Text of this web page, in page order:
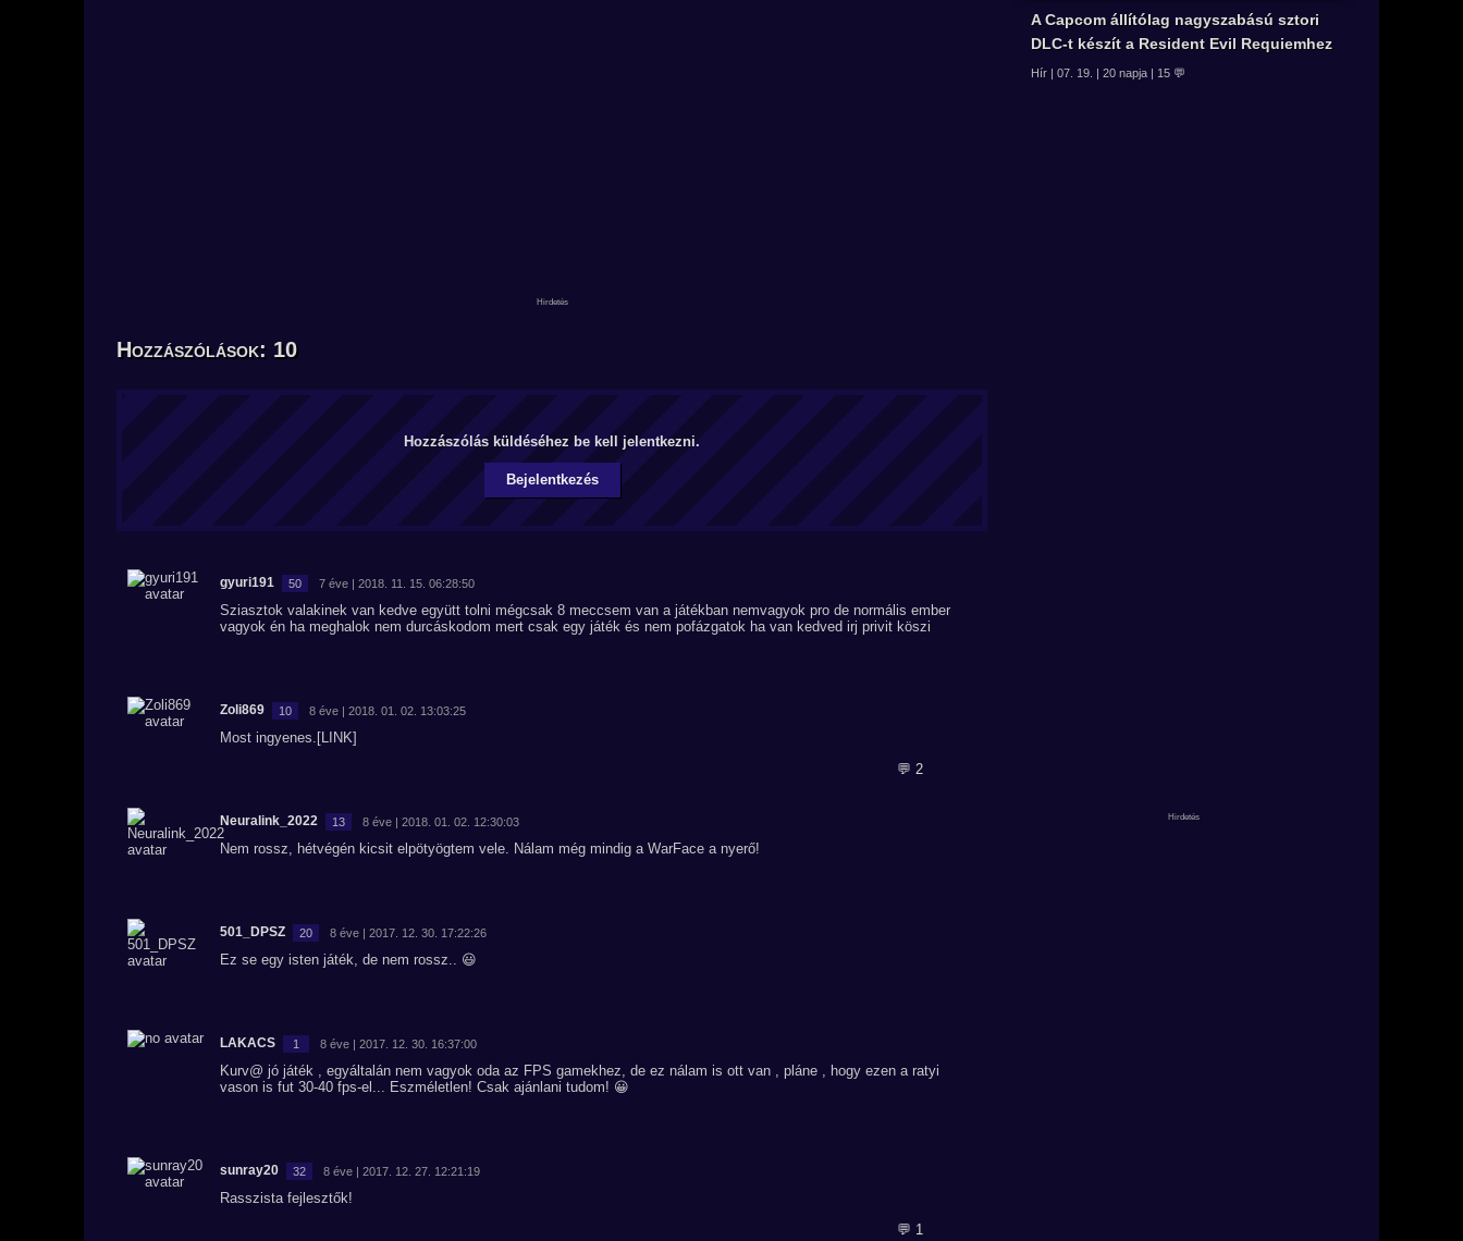
Hozzászólások: 10
Hozzászólás küldéséhez be kell jelentkezni.
Bejelentkezés
gyuri191 50 7 éve | 2018. 11. 15. 06:28:50
Sziasztok valakinek van kedve együtt tolni mégcsak 8 meccsem van a játékban nemvagyok pro de normális ember
vagyok én ha meghalok nem durcáskodom mert csak egy játék és nem pofázgatok ha van kedved irj privit köszi
Zoli869 10 8 éve | 2018. 01. 02. 13:03:25
Most ingyenes.[LINK]
💬 2
Neuralink_2022 13 8 éve | 2018. 01. 02. 12:30:03
Nem rossz, hétvégén kicsit elpötyögtem vele. Nálam még mindig a WarFace a nyerő!
501_DPSZ 20 8 éve | 2017. 12. 30. 17:22:26
Ez se egy isten játék, de nem rossz.. 😃
LAKACS 1 8 éve | 2017. 12. 30. 16:37:00
Kurv@ jó játék , egyáltalán nem vagyok oda az FPS gamekhez, de ez nálam is ott van , pláne , hogy ezen a ratyi
vason is fut 30-40 fps-el... Eszméletlen! Csak ajánlani tudom! 😀
sunray20 32 8 éve | 2017. 12. 27. 12:21:19
Rasszista fejlesztők!
💬 1
A Capcom állítólag nagyszabású sztori
DLC-t készít a Resident Evil Requiemhez
Hír | 07. 19. | 20 napja | 15 💬